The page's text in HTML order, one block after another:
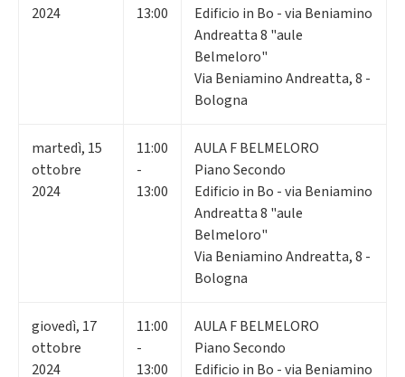
2024
13:00
Edificio in Bo - via Beniamino
Andreatta 8 "aule
Belmeloro"
Via Beniamino Andreatta, 8 -
Bologna
martedì, 15
ottobre
2024
11:00
-
13:00
AULA F BELMELORO
Piano Secondo
Edificio in Bo - via Beniamino
Andreatta 8 "aule
Belmeloro"
Via Beniamino Andreatta, 8 -
Bologna
giovedì, 17
ottobre
2024
11:00
-
13:00
AULA F BELMELORO
Piano Secondo
Edificio in Bo - via Beniamino